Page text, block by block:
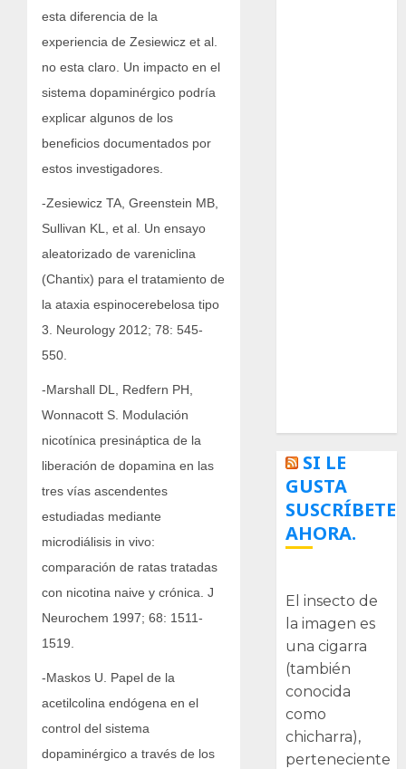
esta diferencia de la
experiencia de Zesiewicz et al.
no esta claro. Un impacto en el
sistema dopaminérgico podría
explicar algunos de los
beneficios documentados por
estos investigadores.
-Zesiewicz TA, Greenstein MB,
Sullivan KL, et al. Un ensayo
aleatorizado de vareniclina
(Chantix) para el tratamiento de
la ataxia espinocerebelosa tipo
3. Neurology 2012; 78: 545-
550.
-Marshall DL, Redfern PH,
Wonnacott S. Modulación
nicotínica presináptica de la
liberación de dopamina en las
tres vías ascendentes
estudiadas mediante
microdiálisis in vivo:
comparación de ratas tratadas
con nicotina naive y crónica. J
Neurochem 1997; 68: 1511-
1519.
-Maskos U. Papel de la
acetilcolina endógena en el
control del sistema
dopaminérgico a través de los
SI LE
GUSTA
SUSCRÍBETE
AHORA.
El insecto de
la imagen es
una cigarra
(también
conocida
como
chicharra),
perteneciente